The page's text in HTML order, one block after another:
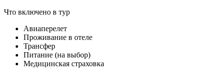
Что включено в тур
Авиаперелет
Проживание в отеле
Трансфер
Питание (на выбор)
Медицинская страховка